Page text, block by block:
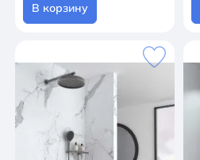
В корзину